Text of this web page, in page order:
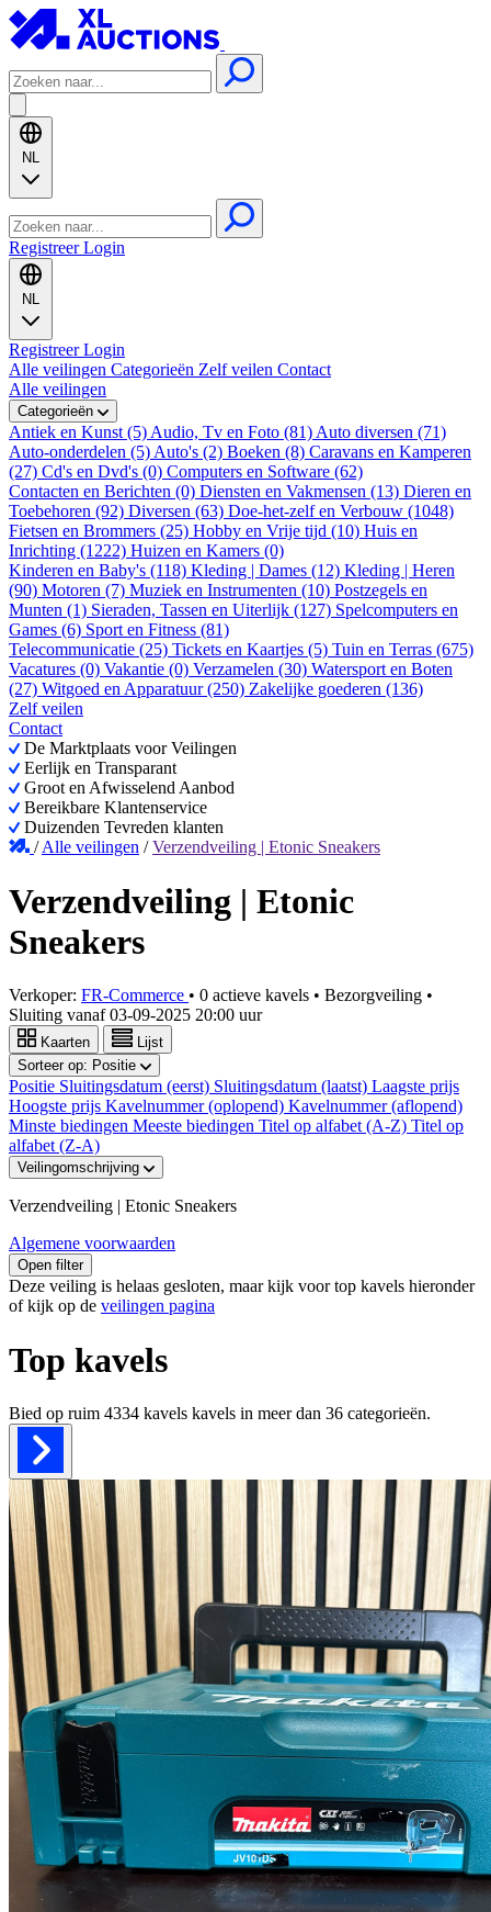
NL
RegistreerLogin
NL
RegistreerLogin
Alle veilingen Categorieën Zelf veilen Contact
Alle veilingen
Categorieën
Antiek en Kunst (5) Audio, Tv en Foto (81) Auto diversen (71)
Auto-onderdelen (5) Auto's (2) Boeken (8) Caravans en Kamperen
(27) Cd's en Dvd's (0) Computers en Software (62)
Contacten en Berichten (0) Diensten en Vakmensen (13) Dieren en
Toebehoren (92) Diversen (63) Doe-het-zelf en Verbouw (1048)
Fietsen en Brommers (25) Hobby en Vrije tijd (10) Huis en
Inrichting (1222) Huizen en Kamers (0)
Kinderen en Baby's (118) Kleding | Dames (12) Kleding | Heren
(90) Motoren (7) Muziek en Instrumenten (10) Postzegels en
Munten (1) Sieraden, Tassen en Uiterlijk (127) Spelcomputers en
Games (6) Sport en Fitness (81)
Telecommunicatie (25) Tickets en Kaartjes (5) Tuin en Terras (675)
Vacatures (0) Vakantie (0) Verzamelen (30) Watersport en Boten
(27) Witgoed en Apparatuur (250) Zakelijke goederen (136)
Zelf veilen
Contact
De Marktplaats voor Veilingen
Eerlijk en Transparant
Groot en Afwisselend Aanbod
Bereikbare Klantenservice
Duizenden Tevreden klanten
/Alle veilingen /Verzendveiling | Etonic Sneakers
Verzendveiling | Etonic
Sneakers
Verkoper: FR-Commerce • 0 actieve kavels • Bezorgveiling •
Sluiting vanaf03-09-2025 20:00 uur
Kaarten
Lijst
Sorteer op: Positie
Positie Sluitingsdatum (eerst) Sluitingsdatum (laatst) Laagste prijs
Hoogste prijs Kavelnummer (oplopend) Kavelnummer (aflopend)
Minste biedingen Meeste biedingen Titel op alfabet (A-Z) Titel op
alfabet (Z-A)
Veilingomschrijving
Verzendveiling | Etonic Sneakers
Algemene voorwaarden
Open filter
Deze veiling is helaas gesloten, maar kijk voor top kavels hieronder
of kijk op de veilingen pagina
Top kavels
Bied op ruim 4334 kavels kavels in meer dan 36 categorieën.